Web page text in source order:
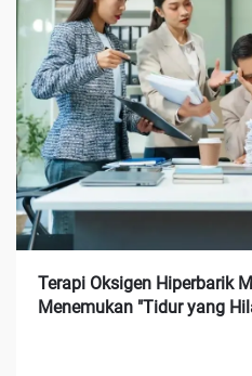
Terapi Oksigen Hiperbarik
Menemukan "Tidur yang